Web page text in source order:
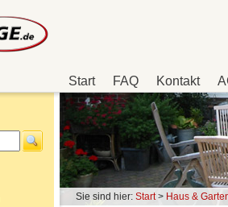
Start FAQ Kontakt
Sie sind hier: Start> Haus &